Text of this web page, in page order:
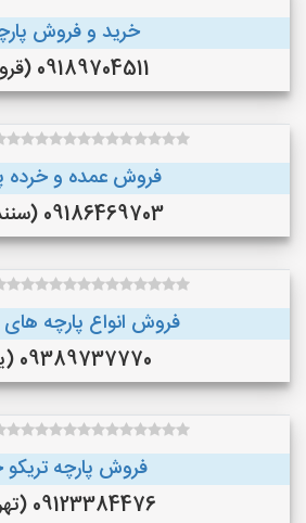
خرید و فروش
09189704511 (قروه )
فروش عمده و خرده
09186469703 (سنندج )
فروش انواع پارچه
09389737770 (یزد)
فروش پارچه
09123384476 (تهران)